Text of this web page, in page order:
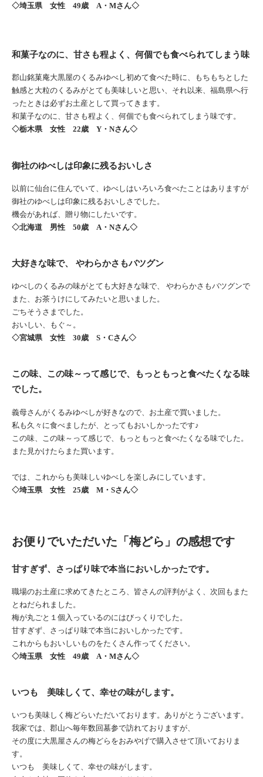
◇埼玉県 女性 49歳 A・Mさん◇
和菓子なのに、甘さも程よく、何個でも食べられてしまう味
郡山銘菓庵大黒屋のくるみゆべし初めて食べた時に、もちもちとした
触感と大粒のくるみがとても美味しいと思い、それ以来、福島県へ行
ったときは必ずお土産として買ってきます。
和菓子なのに、甘さも程よく、何個でも食べられてしまう味です。
◇栃木県 女性 22歳 Y・Nさん◇
御社のゆべしは印象に残るおいしさ
以前に仙台に住んでいて、ゆべしはいろいろ食べたことはありますが
御社のゆべしは印象に残るおいしさでした。
機会があれば、贈り物にしたいです。
◇北海道 男性 50歳 A・Nさん◇
大好きな味で、 やわらかさもバツグン
ゆべしのくるみの味がとても大好きな味で、 やわらかさもバツグンで
また、お茶うけにしてみたいと思いました。
ごちそうさまでした。
おいしい、もぐ～。
◇宮城県 女性 30歳 S・Cさん◇
この味、この味～って感じで、もっともっと食べたくなる味
でした。
義母さんがくるみゆべしが好きなので、お土産で買いました。
私も久々に食べましたが、とってもおいしかったです♪
この味、この味～って感じで、もっともっと食べたくなる味でした。
また見かけたらまた買います。
では、これからも美味しいゆべしを楽しみにしています。
◇埼玉県 女性 25歳 M・Sさん◇
お便りでいただいた「梅どら」の感想です
甘すぎず、さっぱり味で本当においしかったです。
職場のお土産に求めてきたところ、皆さんの評判がよく、次回もまた
とねだられました。
梅が丸ごと１個入っているのにはびっくりでした。
甘すぎず、さっぱり味で本当においしかったです。
これからもおいしいものをたくさん作ってください。
◇埼玉県 女性 49歳 A・Mさん◇
いつも 美味しくて、幸せの味がします。
いつも美味しく梅どらいただいております。ありがとうございます。
我家では、郡山へ毎年数回墓参で訪れておりますが、
その度に大黒屋さんの梅どらをおみやげで購入させて頂いておりま
す。
いつも 美味しくて、幸せの味がします。